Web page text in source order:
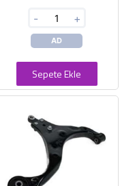
- +
AD
Sepete Ekle